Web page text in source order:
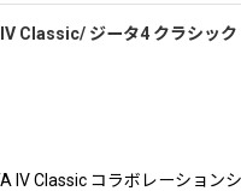
IV Classic/ ジータ4 クラシック
IV Classic コラボレーション